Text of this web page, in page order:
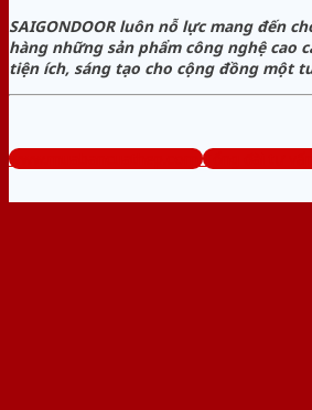
SAIGONDOOR luôn nỗ lực mang đến
hàng những sản phẩm công nghệ cao
tiện ích, sáng tạo cho cộng đồng một
www.muabancuathep.com Tổng đài tư